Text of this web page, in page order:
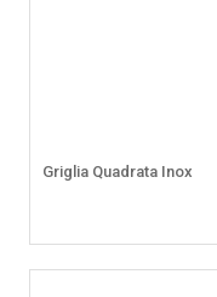
Griglia Quadrata Inox